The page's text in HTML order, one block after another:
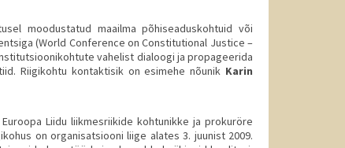
moodustatud maailma põhiseaduskohtuid või
(World Conference on Constitutional Justice –
vahelist dialoogi ja propageerida
Riigikohtu kontaktisik on esimehe nõunik Karin
Liidu liikmesriikide kohtunikke ja prokuröre
on organisatsiooni liige alates 3. juunist 2009.